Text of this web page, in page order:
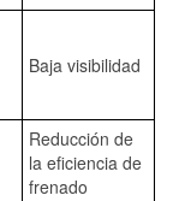
Baja visibilidad
Reducción de
la eficiencia de
frenado